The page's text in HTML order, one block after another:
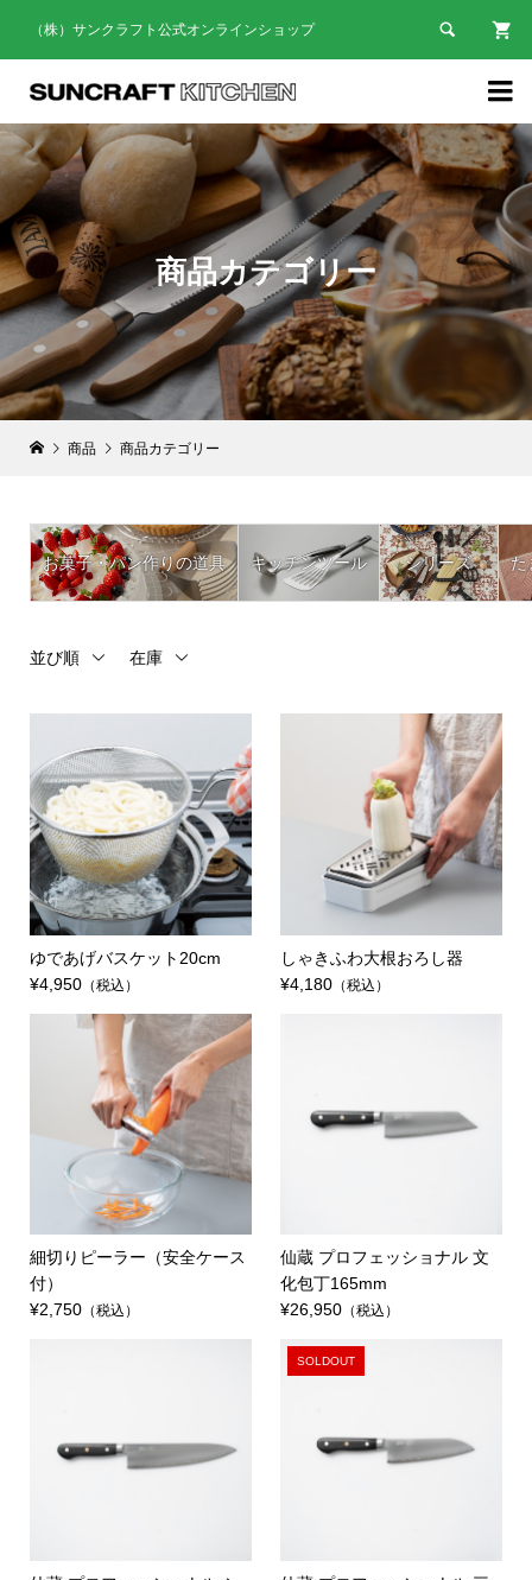
（株）サンクラフト公式オンラインショップ 

商品カテゴリー
商品 商品カテゴリー
お菓子・パン作りの道具 キッチンツール シリーズ た
並び順 在庫
ゆであげバスケット20cm
¥4,950（税込）
しゃきふわ大根おろし器
¥4,180 （税込）
細切りピーラー（安全ケース
付）
¥2,750（税込）
仙蔵 プロフェッショナル 文
化包丁165mm
¥26,950 （税込）
SOLDOUT